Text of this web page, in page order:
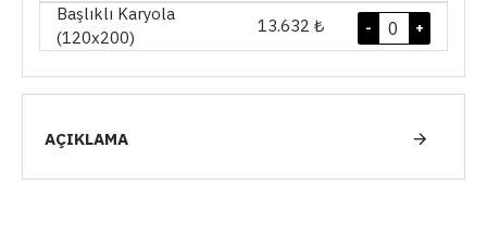
Başlıklı Karyola
(120x200)
13.632 ₺ +
-
AÇIKLAMA